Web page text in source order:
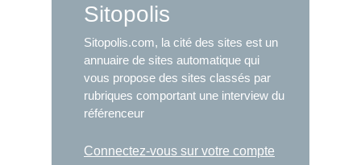
Sitopolis
Sitopolis.com, la cité des sites est un
annuaire de sites automatique qui
vous propose des sites classés par
rubriques comportant une interview du
référenceur
Connectez-vous sur votre compte